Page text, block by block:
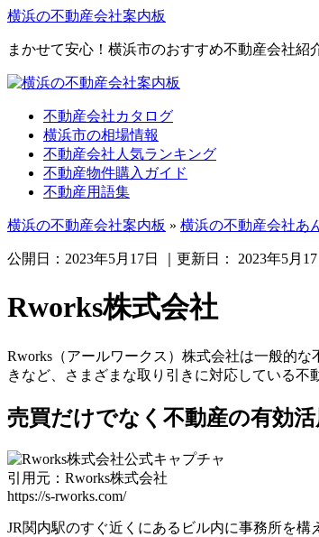
横浜の不動産会社案内板
まかせて安心！横浜市のおすすめ不動産会社紹
不動産会社カタログ
横浜市の相場情報
不動産会社人気ランキング
不動産物件購入ガイド
不動産用語集
横浜の不動産会社案内板 » 横浜の不動産会社あ
公開日： 2023年5月17日 ｜更新日： 2023年5月17
Rworks株式会社
Rworks（アールワークス）株式会社は一般的
きなど、さまざまな取り引きに対応している不
売買だけでなく不動産の有効
引用元：Rworks株式会社
https://s-rworks.com/
JR関内駅のすぐ近くにあるビル内に事務所を